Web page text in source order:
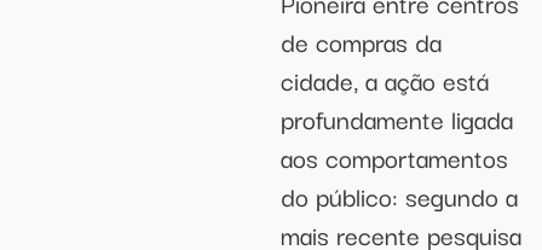
de compras da
cidade, a ação está
profundamente ligada
aos comportamentos
do público: segundo a
mais recente pesquisa